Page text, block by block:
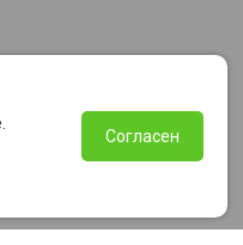
Согласен